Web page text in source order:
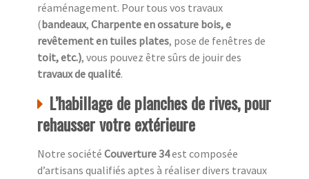
réaménagement. Pour tous vos travaux
(bandeaux, Charpente en ossature bois, e
revêtement en tuiles plates, pose de fenêtres de
toit, etc.), vous pouvez être sûrs de jouir des
travaux de qualité.
L’habillage de planches de rives, pour
rehausser votre extérieure
Notre société Couverture 34est composée
d’artisans qualifiés aptes à réaliser divers travaux